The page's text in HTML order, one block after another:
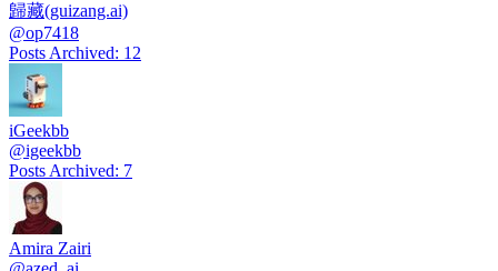
歸藏(guizang.ai)
@op7418
Posts Archived: 12
iGeekbb
@igeekbb
Posts Archived: 7
Amira Zairi